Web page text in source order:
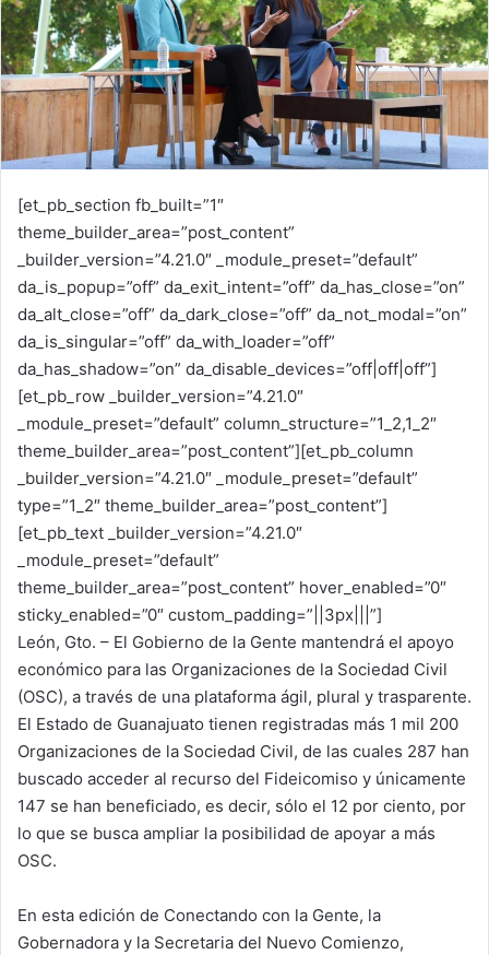
i
l
[et_pb_section fb_built=”1″
theme_builder_area=”post_content”
_builder_version=”4.21.0″ _module_preset=”default”
da_is_popup=”off” da_exit_intent=”off” da_has_close=”on”
da_alt_close=”off” da_dark_close=”off” da_not_modal=”on”
da_is_singular=”off” da_with_loader=”off”
da_has_shadow=”on” da_disable_devices=”off|off|off”]
[et_pb_row _builder_version=”4.21.0″
_module_preset=”default” column_structure=”1_2,1_2″
theme_builder_area=”post_content”][et_pb_column
_builder_version=”4.21.0″ _module_preset=”default”
type=”1_2″ theme_builder_area=”post_content”]
[et_pb_text _builder_version=”4.21.0″
_module_preset=”default”
theme_builder_area=”post_content” hover_enabled=”0″
sticky_enabled=”0″ custom_padding=”||3px|||”]
León, Gto. – El Gobierno de la Gente mantendrá el apoyo
económico para las Organizaciones de la Sociedad Civil
(OSC), a través de una plataforma ágil, plural y trasparente.
El Estado de Guanajuato tienen registradas más 1 mil 200
Organizaciones de la Sociedad Civil, de las cuales 287 han
buscado acceder al recurso del Fideicomiso y únicamente
147 se han beneficiado, es decir, sólo el 12 por ciento, por
lo que se busca ampliar la posibilidad de apoyar a más
OSC.
En esta edición de Conectando con la Gente, la
Gobernadora y la Secretaria del Nuevo Comienzo,